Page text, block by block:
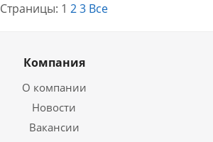
Страницы: 1 23 Все
Компания
О компании
Новости
Вакансии